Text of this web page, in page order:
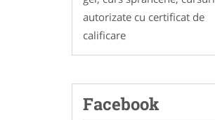
autorizate cu certificat de
calificare
Facebook